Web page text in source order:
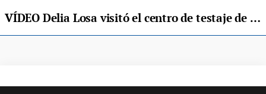
VÍDEO Delia Losa visitó el centro de testaje de Aseamo en Nava